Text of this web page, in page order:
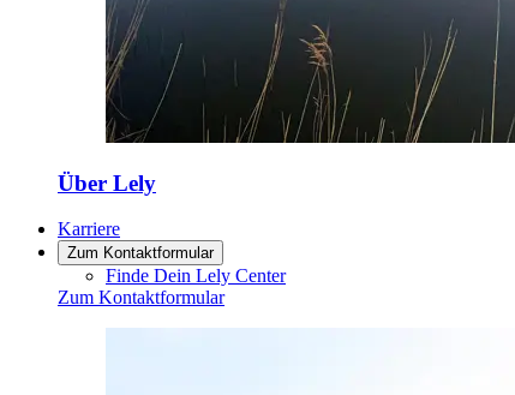
Über Lely
Karriere
Zum Kontaktformular
Finde Dein Lely Center
Zum Kontaktformular